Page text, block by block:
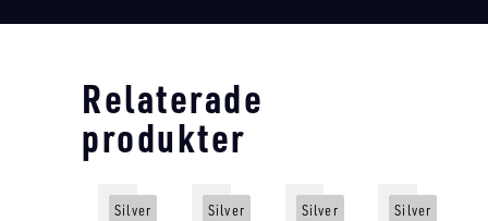
Relaterade
produkter
Silver Silver Silver Silver